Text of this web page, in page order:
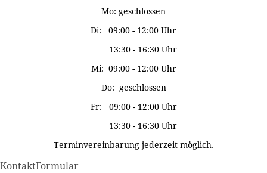
Mo: geschlossen
Di: 09:00 - 12:00 Uhr
13:30 - 16:30 Uhr
Mi: 09:00 - 12:00 Uhr
Do: geschlossen
Fr: 09:00 - 12:00 Uhr
13:30 - 16:30 Uhr
Terminvereinbarung jederzeit möglich.
KontaktFormular